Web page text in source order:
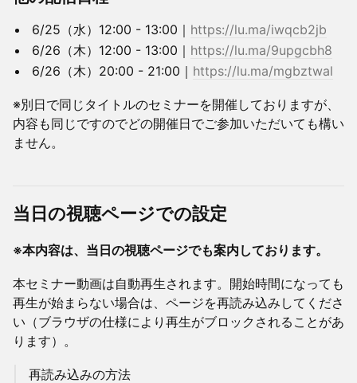
6/25（水）12:00 - 13:00｜ https://lu.ma/iwqcb2jb
6/26（木）12:00 - 13:00｜ https://lu.ma/9upgcbh8
6/26（木）20:00 - 21:00｜ https://lu.ma/mgbztwal
​※​別日で同じタイトルのセミナーを開催しておりますが、
内容も同じですのでどの開催日でご参加いただいても構い
ません。
当日の視聴ページでの設定
※本内容は、当日の視聴ページでも案内しております。
本セミナー動画は自動再生されます。開始時間になっても
再生が始まらない場合は、ページを再読み込みしてくださ
い（ブラウザの仕様により再生がブロックされることがあ
ります）。
再読み込みの方法